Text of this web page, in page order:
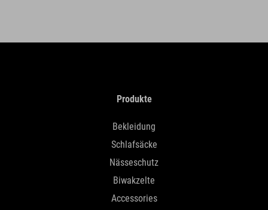
Produkte
Bekleidung
Schlafsäcke
Nässeschutz
Biwakzelte
Accessories